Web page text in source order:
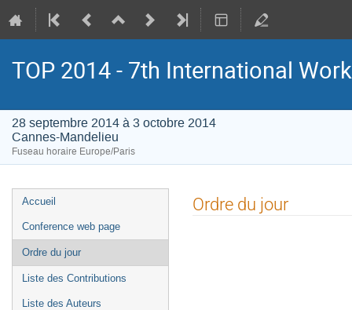
TOP 2014 - 7th International
28 septembre 2014 à 3 octobre 2014
Cannes-Mandelieu
Fuseau horaire Europe/Paris
Menu
de
l'événement
Accueil
Conference web page
Ordre du jour
Liste des Contributions
Liste des Auteurs
Ordre du jour